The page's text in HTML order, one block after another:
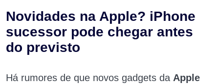
Novidades na Apple? iPhone
sucessor pode chegar antes
do previsto
Há rumores de que novos gadgets da Apple